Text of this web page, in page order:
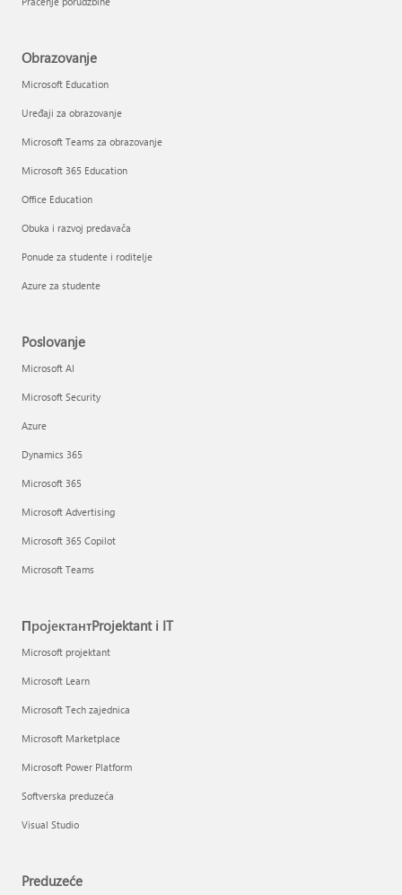
Obrazovanje
Microsoft Education
Uređaji za obrazovanje
Microsoft Teams za obrazovanje
Microsoft 365 Education
Office Education
Obuka i razvoj predavača
Ponude za studente i roditelje
Azure za studente
Poslovanje
Microsoft AI
Microsoft Security
Azure
Dynamics 365
Microsoft 365
Microsoft Advertising
Microsoft 365 Copilot
Microsoft Teams
ПројектантProjektant i IT
Microsoft projektant
Microsoft Learn
Microsoft Tech zajednica
Microsoft Marketplace
Microsoft Power Platform
Softverska preduzeća
Visual Studio
Preduzeće